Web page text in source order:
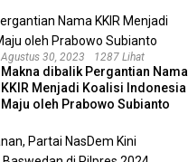
Agustus 30, 2023 1287 Lihat
Makna dibalik Pergantian Nama
KKIR Menjadi Koalisi Indonesia
Maju oleh Prabowo Subianto